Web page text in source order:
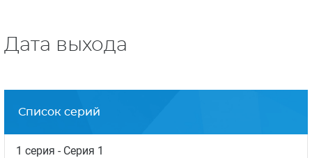
Дата выхода
Список серий
1 серия - Серия 1